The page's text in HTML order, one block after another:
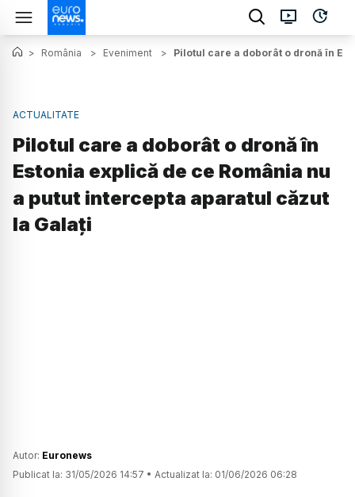
> România > Eveniment > Pilotul care a doborât o dronă în
ACTUALITATE
Pilotul care a doborât o dronă în
Estonia explică de ce România nu
a putut intercepta aparatul căzut
la Galați
Autor: Euronews
Publicat la: 31/05/2026 14:57 • Actualizat la: 01/06/2026 06:28